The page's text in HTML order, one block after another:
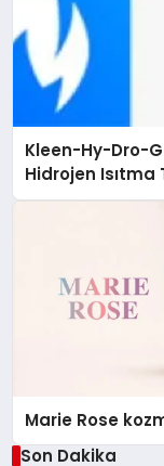
Kleen-Hy-Dro-
Hidrojen Isıtma
Düzenleyici
Marie Rose
Son Dakika